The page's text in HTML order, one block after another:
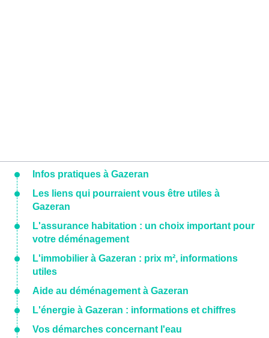
Infos pratiques à Gazeran
Les liens qui pourraient vous être utiles à
Gazeran
L'assurance habitation : un choix important pour
votre déménagement
L'immobilier à Gazeran : prix m², informations
utiles
Aide au déménagement à Gazeran
L'énergie à Gazeran : informations et chiffres
Vos démarches concernant l'eau